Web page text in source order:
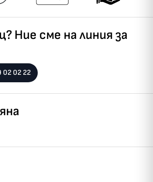
Ние сме на линия за
02 02 22